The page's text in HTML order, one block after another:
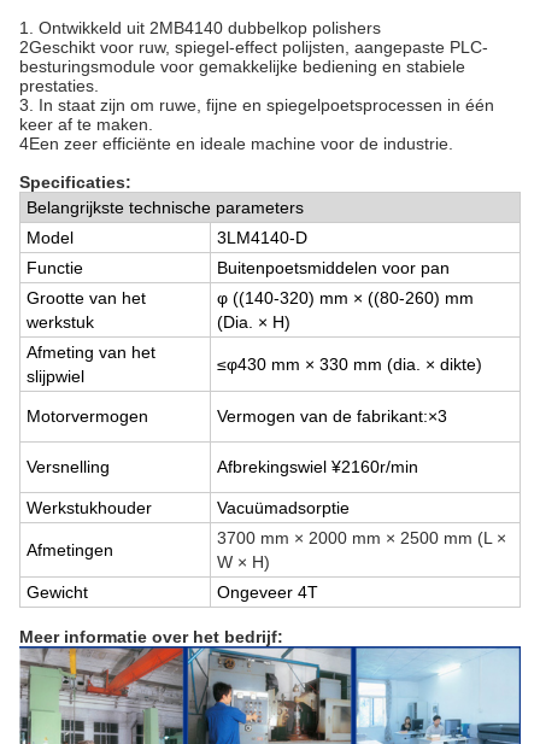
1. Ontwikkeld uit 2MB4140 dubbelkop polishers
2Geschikt voor ruw, spiegel-effect polijsten, aangepaste PLC-
besturingsmodule voor gemakkelijke bediening en stabiele
prestaties.
3. In staat zijn om ruwe, fijne en spiegelpoetsprocessen in één
keer af te maken.
4Een zeer efficiënte en ideale machine voor de industrie.
Specificaties:
Belangrijkste technische parameters
Model
3LM4140-D
Functie
Buitenpoetsmiddelen voor pan
Grootte van het
werkstuk
φ ((140-320) mm × ((80-260) mm
(Dia. × H)
Afmeting van het
slijpwiel
≤φ430 mm × 330 mm (dia. × dikte)
Motorvermogen Vermogen van de fabrikant:×3
Versnelling Afbrekingswiel ¥2160r/min
Werkstukhouder Vacuümadsorptie
Afmetingen
3700 mm × 2000 mm × 2500 mm (L ×
W × H)
Gewicht
Ongeveer 4T
Meer informatie over het bedrijf: